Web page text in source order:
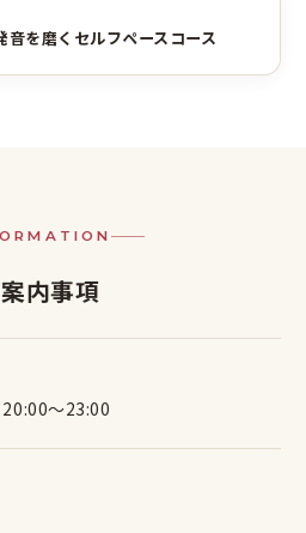
音を磨くセルフペースコース
内事項
〜23:00